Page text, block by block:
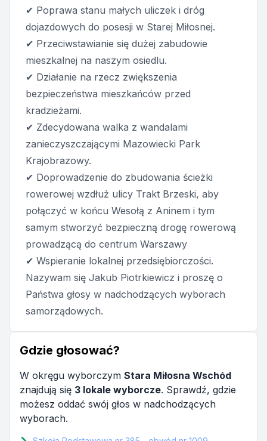
✔ Poprawa stanu małych uliczek i dróg
dojazdowych do posesji w Starej Miłosnej.
✔ Przeciwstawianie się dużej zabudowie
mieszkalnej na naszym osiedlu.
✔ Działanie na rzecz zwiększenia
bezpieczeństwa mieszkańców przed
kradzieżami.
✔ Zdecydowana walka z wandalami
zanieczyszczającymi Mazowiecki Park
Krajobrazowy.
✔ Doprowadzenie do zbudowania ścieżki
rowerowej wzdłuż ulicy Trakt Brzeski, aby
połączyć w końcu Wesołą z Aninem i tym
samym stworzyć bezpieczną drogę rowerową
prowadzącą do centrum Warszawy
✔ Wspieranie lokalnej przedsiębiorczości.
Nazywam się Jakub Piotrkiewicz i proszę o
Państwa głosy w nadchodzących wyborach
samorządowych.
Gdzie głosować?
W okręgu wyborczym Stara Miłosna Wschód
znajdują się 3 lokale wyborcze. Sprawdź, gdzie
możesz oddać swój głos w nadchodzących
wyborach.